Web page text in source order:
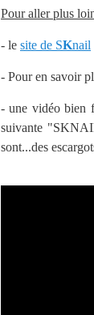
Pour aller plus
- le site de SKnail
- Pour en savoir
- une vidéo bien
suivante
sont...des